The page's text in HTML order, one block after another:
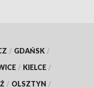
/ GDAŃSK /
/ KIELCE /
/ OLSZTYN /